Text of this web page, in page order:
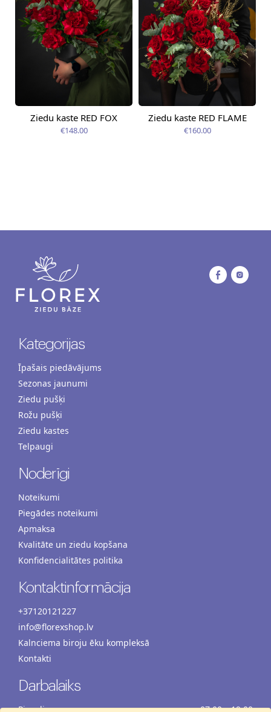
Pieejama no
Ziedu kaste RED FOX
€148.00
Pieejama no
Ziedu kaste RED FLAME
€160.00
Kategorijas
Īpašais piedāvājums
Sezonas jaunumi
Ziedu pušķi
Rožu pušķi
Ziedu kastes
Telpaugi
Noderīgi
Noteikumi
Piegādes noteikumi
Apmaksa
Kvalitāte un ziedu kopšana
Konfidencialitātes politika
Kontaktinformācija
+37120121227
info@florexshop.lv
Kalnciema biroju ēku kompleksā
Kontakti
Darbalaiks
Pirmdiena 07:00 – 19:00